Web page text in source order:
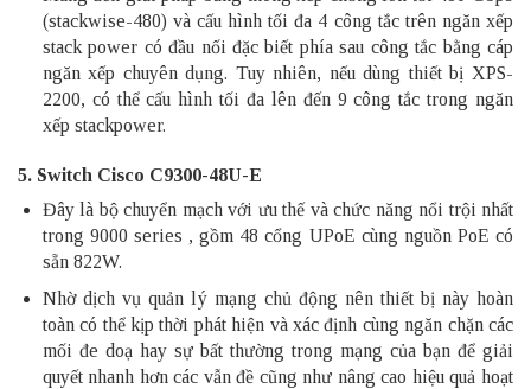
(stackwise-480) và cấu hình tối đa 4 công tắc trên ngăn xếp
stack power có đầu nối đặc biết phía sau công tắc bằng cáp
ngăn xếp chuyên dụng. Tuy nhiên, nếu dùng thiết bị XPS-
2200, có thể cấu hình tối đa lên đến 9 công tắc trong ngăn
xếp stackpower.
5. Switch Cisco C9300-48U-E
Đây làbộ chuyển mạch với ưu thế và chức năng nổi trội nhất
trong 9000 series , gồm 48 cổng UPoE cùng nguồn PoE có
sẵn 822W.
Nhờ dịch vụ quản lý mạng chủ động nên thiết bị này hoàn
toàn có thể kịp thời phát hiện và xác định cùng ngăn chặn các
mối đe doạ hay sự bất thường trong mạng của bạn để giải
quyết nhanh hơn các vẫn đề cũng như nâng cao hiệu quả hoạt